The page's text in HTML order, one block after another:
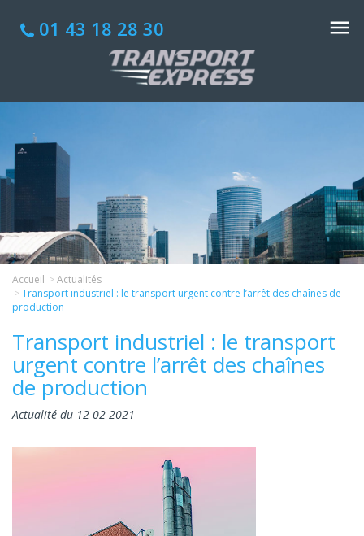
01 43 18 28 30
Accueil
Actualités
Transport industriel : le transport urgent contre l’arrêt des chaînes de
production
Transport industriel : le transport
urgent contre l’arrêt des chaînes
de production
Actualité du 12-02-2021